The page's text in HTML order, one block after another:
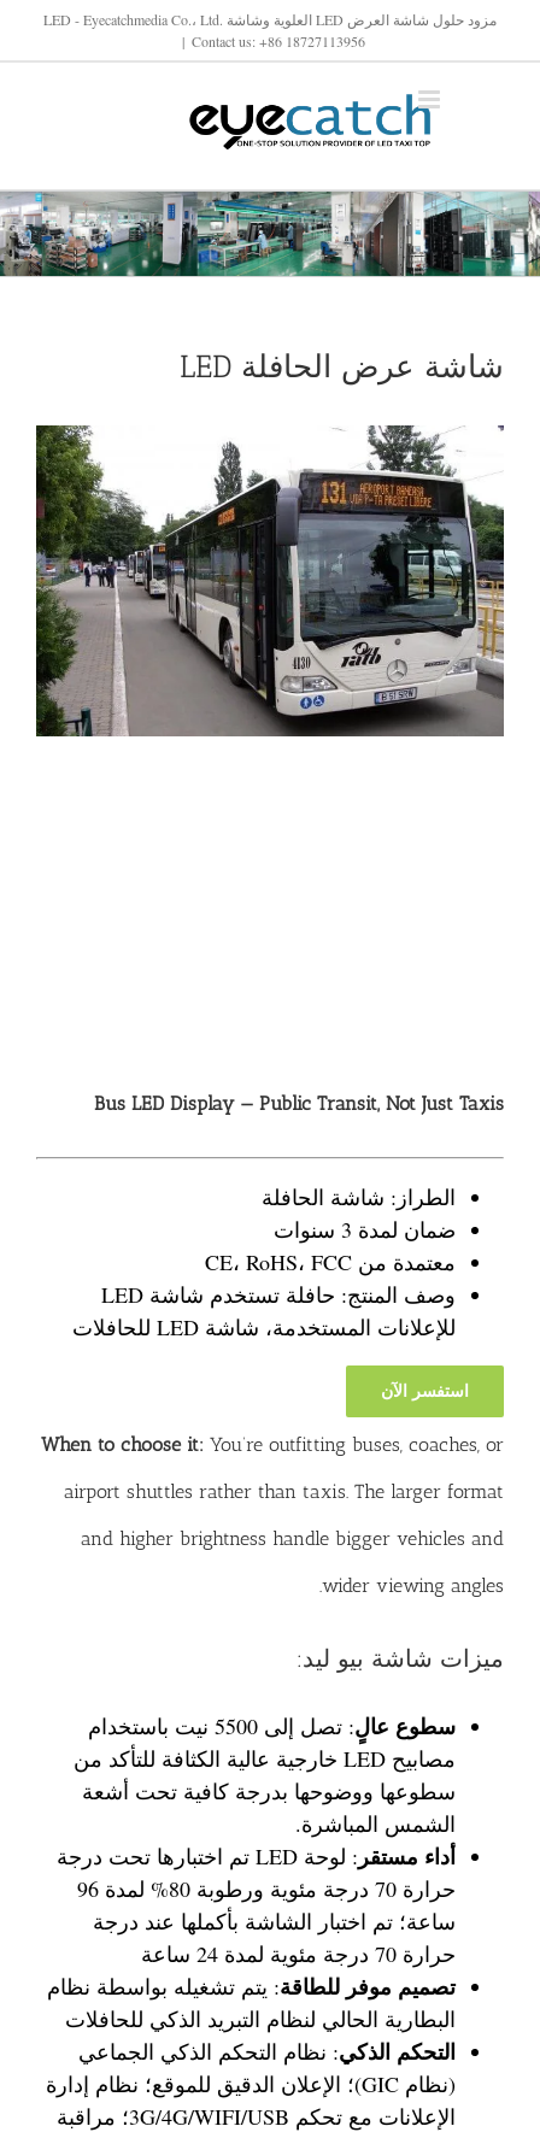
تخطىمزود حلول شاشة العرض LED العلوية وشاشة LED - Eyecatchmedia Co.، Ltd.
| Contact us: +86 18727113956
شاشة عرض الحافلة LED
Bus LED Display — Public Transit, Not Just Taxis
الطراز: شاشة الحافلة
ضمان لمدة 3 سنوات
معتمدة من CE، RoHS، FCC
وصف المنتج: حافلة تستخدم شاشة LED
للإعلانات المستخدمة، شاشة LED للحافلات
استفسر الآن
When to choose it: You’re outfitting buses, coaches, or
airport shuttles rather than taxis. The larger format
and higher brightness handle bigger vehicles and
wider viewing angles.
ميزات شاشة بيو ليد:
سطوع عالٍ
: تصل إلى 5500 نيت باستخدام
مصابيح LED خارجية عالية الكثافة للتأكد من
سطوعها ووضوحها بدرجة كافية تحت أشعة
الشمس المباشرة.
أداء مستقر
: لوحة LED تم اختبارها تحت درجة
حرارة 70 درجة مئوية ورطوبة 80% لمدة 96
ساعة؛ تم اختبار الشاشة بأكملها عند درجة
حرارة 70 درجة مئوية لمدة 24 ساعة
تصميم موفر للطاقة: يتم تشغيله بواسطة نظام
البطارية الحالي لنظام التبريد الذكي للحافلات
التحكم الذكي: نظام التحكم الذكي الجماعي
(نظام GIC)؛ الإعلان الدقيق للموقع؛ نظام إدارة
الإعلانات مع تحكم 3G/4G/WIFI/USB؛ مراقبة